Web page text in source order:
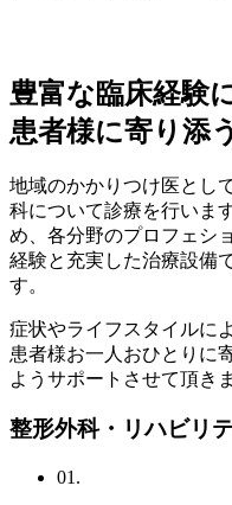
豊富な臨床経験
患者様に寄り添
地域のかかりつけ医とし
科について診療を行いま
め、各分野のプロフェシ
経験と充実した治療設備
す。
症状やライフスタイルに
患者様お一人おひとりに
ようサポートさせて頂き
整形外科・リハビリ
01.